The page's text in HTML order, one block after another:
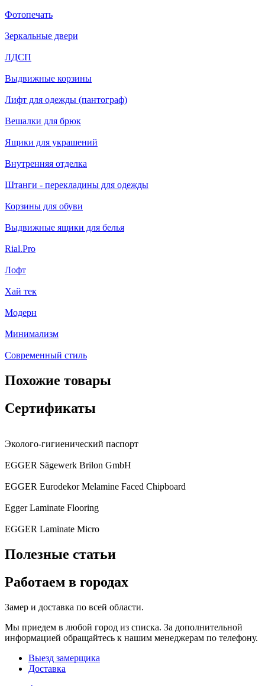
Фотопечать
Зеркальные двери
ЛДСП
Выдвижные корзины
Лифт для одежды (пантограф)
Вешалки для брюк
Ящики для украшений
Внутренняя отделка
Штанги - перекладины для одежды
Корзины для обуви
Выдвижные ящики для белья
Rial.Pro
Лофт
Хай тек
Модерн
Минимализм
Современный стиль
Похожие товары
Сертификаты
Эколого-гигиенический паспорт
EGGER Sägewerk Brilon GmbH
EGGER Eurodekor Melamine Faced Chipboard
Egger Laminate Flooring
EGGER Laminate Micro
Полезные статьи
Работаем в городах
Замер и доставка по всей области.
Мы приедем в любой город из списка. За дополнительной
информацией обращайтесь к нашим менеджерам по телефону.
Выезд замерщика
Доставка